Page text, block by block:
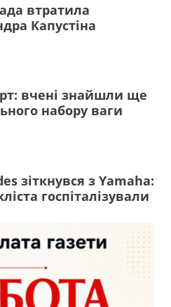
втратила
Капустіна
вчені знайшли ще
набору ваги
зіткнувся з Yamaha:
госпіталізували